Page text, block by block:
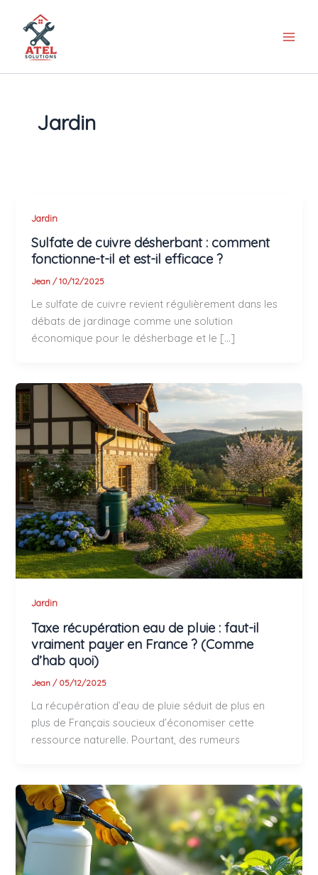
contenu
Jardin
Jardin
Sulfate de cuivre désherbant : comment
fonctionne-t-il et est-il efficace ?
Jean/10/12/2025
Le sulfate de cuivre revient régulièrement dans les
débats de jardinage comme une solution
économique pour le désherbage et le […]
Jardin
Taxe récupération eau de pluie : faut-il
vraiment payer en France ? (Comme
d’hab quoi)
Jean / 05/12/2025
La récupération d’eau de pluie séduit de plus en
plus de Français soucieux d’économiser cette
ressource naturelle. Pourtant, des rumeurs